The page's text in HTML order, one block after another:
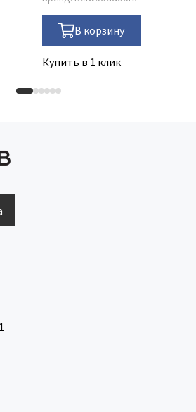
В корзину
Купить в 1 клик